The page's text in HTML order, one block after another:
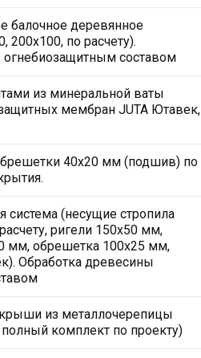
балочное деревянное
200х100, по расчету).
составом
из минеральной ваты
мембран JUTA Ютавек,
40х20 мм (подшив) по
система (несущие стропила
ригели 150х50 мм,
мм, обрешетка 100х25 мм,
Обработка древесины
из металлочерепицы
комплект по проекту)